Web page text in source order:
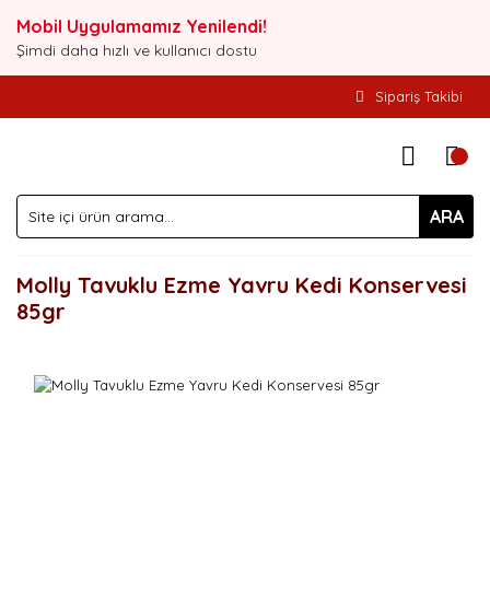
Mobil Uygulamamız Yenilendi!
Şimdi daha hızlı ve kullanıcı dostu
Sipariş Takibi
ARA
Molly Tavuklu Ezme Yavru Kedi Konservesi
85gr